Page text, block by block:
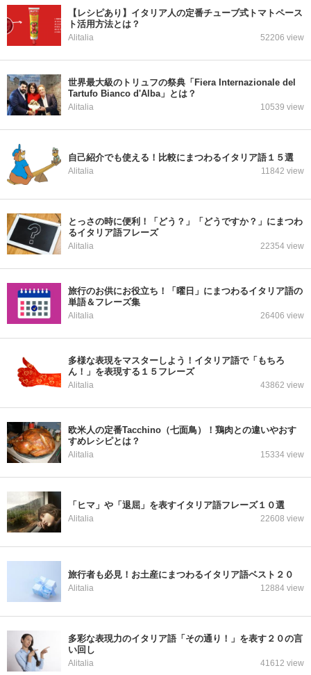
【レシピあり】イタリア人の定番チューブ式トマトペース
ト活用方法とは？
Alitalia 52206 view
世界最大級のトリュフの祭典「Fiera Internazionale del
Tartufo Bianco d'Alba」とは？
Alitalia 10539 view
自己紹介でも使える！比較にまつわるイタリア語１５選
Alitalia 11842 view
とっさの時に便利！「どう？」「どうですか？」にまつわ
るイタリア語フレーズ
Alitalia 22354 view
旅行のお供にお役立ち！「曜日」にまつわるイタリア語の
単語＆フレーズ集
Alitalia 26406 view
多様な表現をマスターしよう！イタリア語で「もちろ
ん！」を表現する１５フレーズ
Alitalia 43862 view
欧米人の定番Tacchino（七面鳥）！鶏肉との違いやおす
すめレシピとは？
Alitalia 15334 view
「ヒマ」や「退屈」を表すイタリア語フレーズ１０選
Alitalia 22608 view
旅行者も必見！お土産にまつわるイタリア語ベスト２０
Alitalia 12884 view
多彩な表現力のイタリア語「その通り！」を表す２０の言
い回し
Alitalia 41612 view